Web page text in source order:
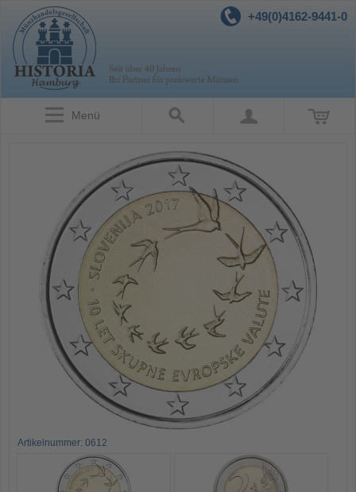
+49(0)4162-9441-0
Menü
Artikelnummer: 0612